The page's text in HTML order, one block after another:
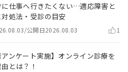
に仕事へ行きたくない…適応障害と
処法・受診の目安
/公開日2026.08.03 1
アンケート実施】オンライン診療を
とは？！